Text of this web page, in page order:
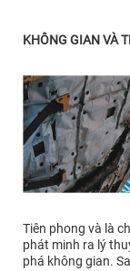
KHÔNG GIAN VÀ
Tiên phong và là
phát minh ra lý
phá không gian.